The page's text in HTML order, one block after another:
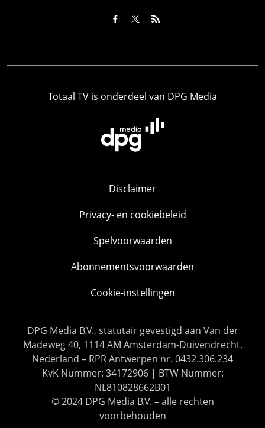
Totaal TV is onderdeel van DPG Media
Disclaimer
Privacy- en cookiebeleid
Spelvoorwaarden
Abonnementsvoorwaarden
Cookie-instellingen
DPG Media B.V., statutair gevestigd aan Van der
Madeweg 40, 1114 AM Amsterdam-Duivendrecht,
Nederland – RPR Antwerpen nr. 0432.306.234
KvK Nummer: 34172906 | BTW Nummer:
NL810828662B01
© 2024 DPG Media B.V. – alle rechten
voorbehouden